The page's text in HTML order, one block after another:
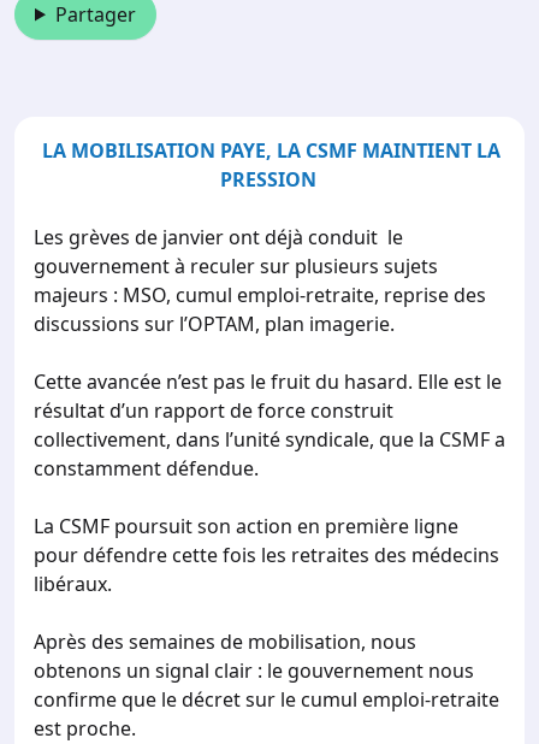
Partager
LA MOBILISATION PAYE, LA CSMF MAINTIENT LA
PRESSION
Les grèves de janvier ont déjà conduit le
gouvernement à reculer sur plusieurs sujets
majeurs : MSO, cumul emploi-retraite, reprise des
discussions sur l’OPTAM, plan imagerie.
Cette avancée n’est pas le fruit du hasard. Elle est le
résultat d’un rapport de force construit
collectivement, dans l’unité syndicale, que la CSMF a
constamment défendue.
La CSMF poursuit son action en première ligne
pour défendre cette fois les retraites des médecins
libéraux.
Après des semaines de mobilisation, nous
obtenons un signal clair : le gouvernement nous
confirme que le décret sur le cumul emploi-retraite
est proche.